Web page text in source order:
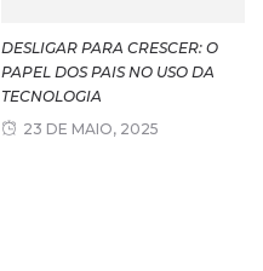
DESLIGAR PARA CRESCER: O
PAPEL DOS PAIS NO USO DA
TECNOLOGIA
23 DE MAIO, 2025